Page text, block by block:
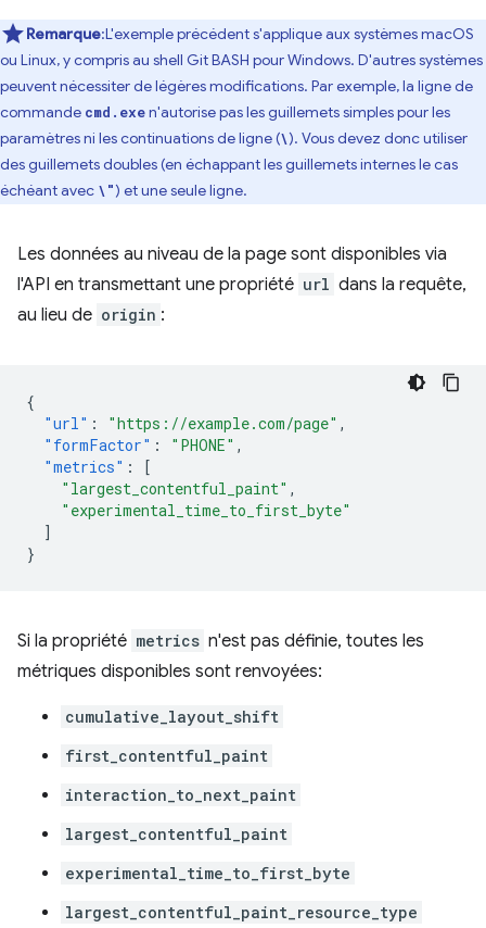
Remarque:L'exemple précédent s'applique aux systèmes macOS
ou Linux, y compris au shell Git BASH pour Windows. D'autres systèmes
peuvent nécessiter de légères modifications. Par exemple, la ligne de
commande cmd.exen'autorise pas les guillemets simples pour les
paramètres ni les continuations de ligne (\). Vous devez donc utiliser
des guillemets doubles (en échappant les guillemets internes le cas
échéant avec \") et une seule ligne.
Les données au niveau de la page sont disponibles via
l'API en transmettant une propriété url dans la requête,
au lieu de origin :
{
"url" : "https://example.com/page" ,
"formFactor" : "PHONE" ,
"metrics" :
[
"largest_contentful_paint" ,
"experimental_time_to_first_byte"
]
}
Si la propriété metrics n'est pas définie, toutes les
métriques disponibles sont renvoyées:
cumulative_layout_shift
first_contentful_paint
interaction_to_next_paint
largest_contentful_paint
experimental_time_to_first_byte
largest_contentful_paint_resource_type